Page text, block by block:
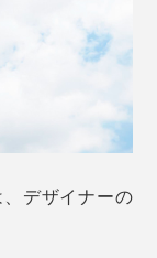
の骨を折りたた
クルッと回し
の操作性、耐久性、
、デザイナーの